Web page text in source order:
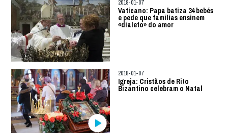
2018-01-07
Vaticano: Papa batiza 34 bebés
e pede que famílias ensinem
«dialeto» do amor
2018-01-07
Igreja: Cristãos de Rito
Bizantino celebram o Natal